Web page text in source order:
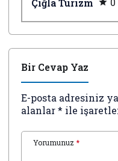
Çığla Turizm
Bir Cevap Yaz
E-posta adresiniz
alanlar* ile
Yorumunuz *